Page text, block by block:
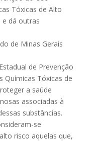
Tóxicas de Alto
e dá outras
de Minas Gerais
de Prevenção
Químicas Tóxicas de
a saúde
associadas à
substâncias.
se
risco aquelas que,